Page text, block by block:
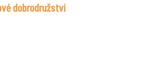
dobrodružství